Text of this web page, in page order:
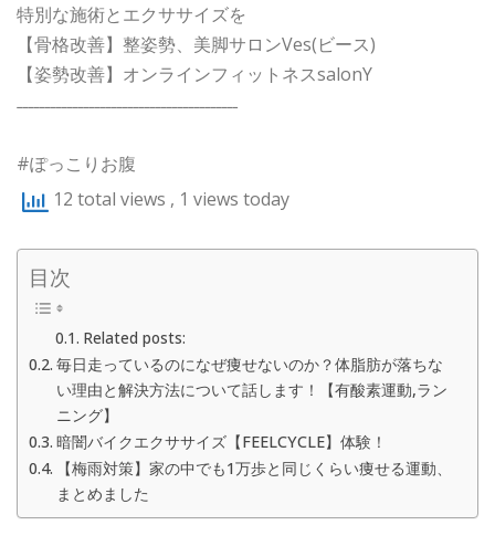
特別な施術とエクササイズを
【骨格改善】整姿勢、美脚サロンVes(ビース)
【姿勢改善】オンラインフィットネスsalonY
˗˗˗˗˗˗˗˗˗˗˗˗˗˗˗˗˗˗˗˗˗˗˗˗˗˗˗˗˗˗˗˗˗˗˗˗˗˗˗˗
#ぽっこりお腹
12 total views , 1 views today
目次
Related posts:
毎日走っているのになぜ痩せないのか？体脂肪が落ちな
い理由と解決方法について話します！【有酸素運動,ラン
ニング】
暗闇バイクエクササイズ【FEELCYCLE】体験！
【梅雨対策】家の中でも1万歩と同じくらい痩せる運動、
まとめました